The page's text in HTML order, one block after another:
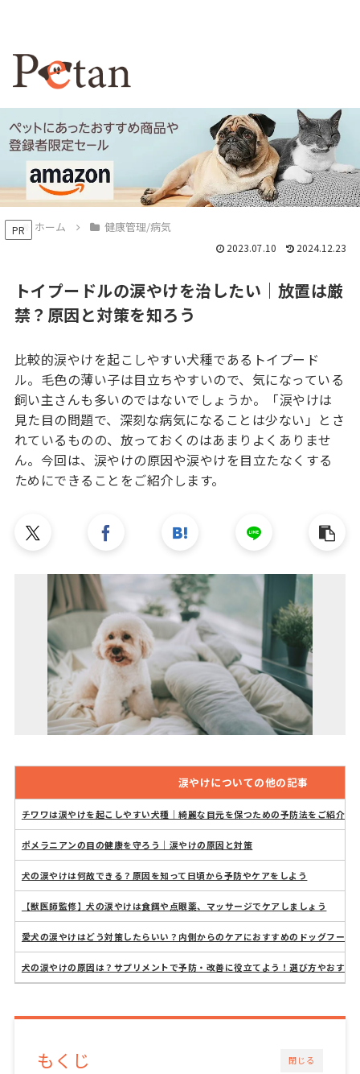
PR ホーム 健康管理/病気
トイプードルの涙やけを治したい｜放置は厳
禁？原因と対策を知ろう
2023.07.10 2024.12.23
比較的涙やけを起こしやすい犬種であるトイプード
ル。毛色の薄い子は目立ちやすいので、気になっている
飼い主さんも多いのではないでしょうか。「涙やけは
見た目の問題で、深刻な病気になることは少ない」とさ
れているものの、放っておくのはあまりよくありませ
ん。今回は、涙やけの原因や涙やけを目立たなくする
ためにできることをご紹介します。
涙やけについての他の記事
チワワは涙やけを起こしやすい犬種｜綺麗な目元を保つための予防法をご紹介
ポメラニアンの目の健康を守ろう｜涙やけの原因と対策
犬の涙やけは何故できる？原因を知って日頃から予防やケアをしよう
【獣医師監修】犬の涙やけは食餌や点眼薬、マッサージでケアしましょう
愛犬の涙やけはどう対策したらいい？内側からのケアにおすすめのドッグフード
犬の涙やけの原因は？サプリメントで予防・改善に役立てよう！選び方やおすす
閉じる
もくじ